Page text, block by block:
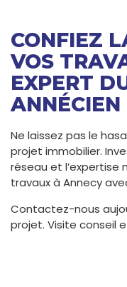
CONFIEZ
VOS
EXPERT
ANNÉCIEN
Ne laissez pas le
projet immobilier.
réseau et l’expertise
travaux à Annecy
Contactez-nous
projet. Visite conseil